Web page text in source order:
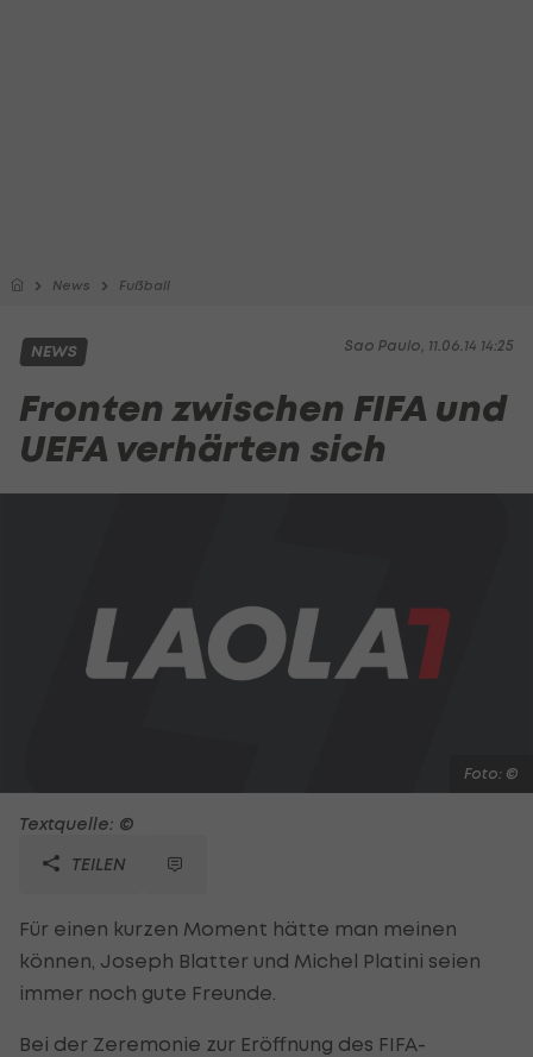
News Fußball
Sao Paulo, 11.06.14 14:25
NEWS
Fronten zwischen FIFA und
UEFA verhärten sich
Foto: ©
Textquelle: ©
TEILEN
Für einen kurzen Moment hätte man meinen
können, Joseph Blatter und Michel Platini seien
immer noch gute Freunde.
Bei der Zeremonie zur Eröffnung des FIFA-